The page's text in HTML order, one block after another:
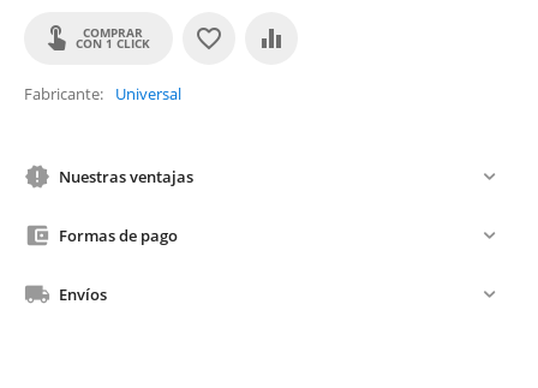
COMPRAR
CON 1 CLICK
Fabricante Universal
Nuestras ventajas
Formas de pago
Envíos